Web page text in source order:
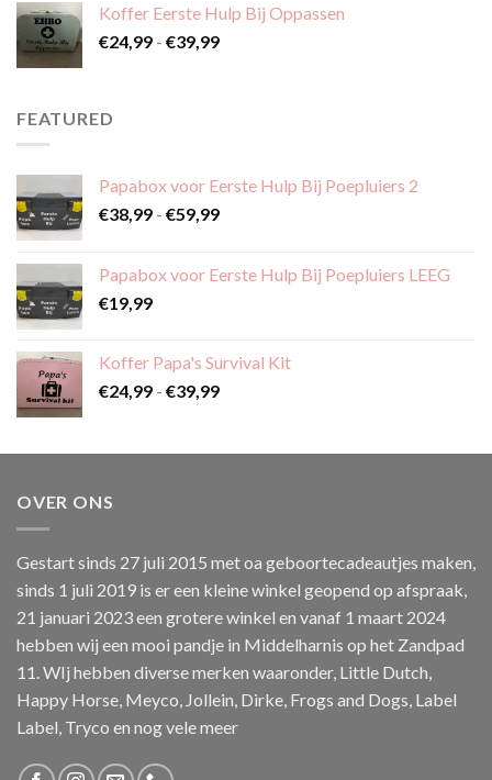
€59,99
Koffer Eerste Hulp Bij Oppassen
€24,99 - €39,99Prijsklasse:
FEATURED
Papabox voor Eerste Hulp Bij Poepluiers 2
€38,99 - €59,99Prijsklasse:
€59,99
Papabox voor Eerste Hulp Bij Poepluiers LEEG
€19,99
Koffer Papa's Survival Kit
€24,99 - €39,99Prijsklasse:
€39,99
OVER ONS
Gestart sinds 27 juli 2015 met oa geboortecadeautjes maken,
sinds 1 juli 2019 is er een kleine winkel geopend op afspraak,
21 januari 2023 een grotere winkel en vanaf 1 maart 2024
hebben wij een mooi pandje in Middelharnis op het Zandpad
11. WIj hebben diverse merken waaronder, Little Dutch,
Happy Horse, Meyco, Jollein, Dirke, Frogs and Dogs, Label
Label, Tryco en nog vele meer